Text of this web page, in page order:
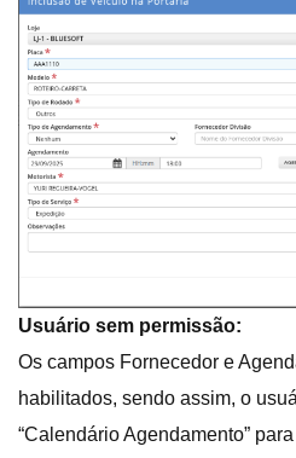
Usuário sem permissão:
Os campos Fornecedor e
habilitados, sendo assim, o
“Calendário Agendamento”